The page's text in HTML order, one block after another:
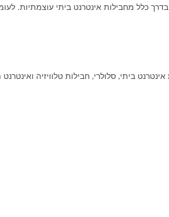
כלל מחבילות אינטרנט ביתי עוצמתיות.
ביתי, סלולרי, חבילות טלוויזיה